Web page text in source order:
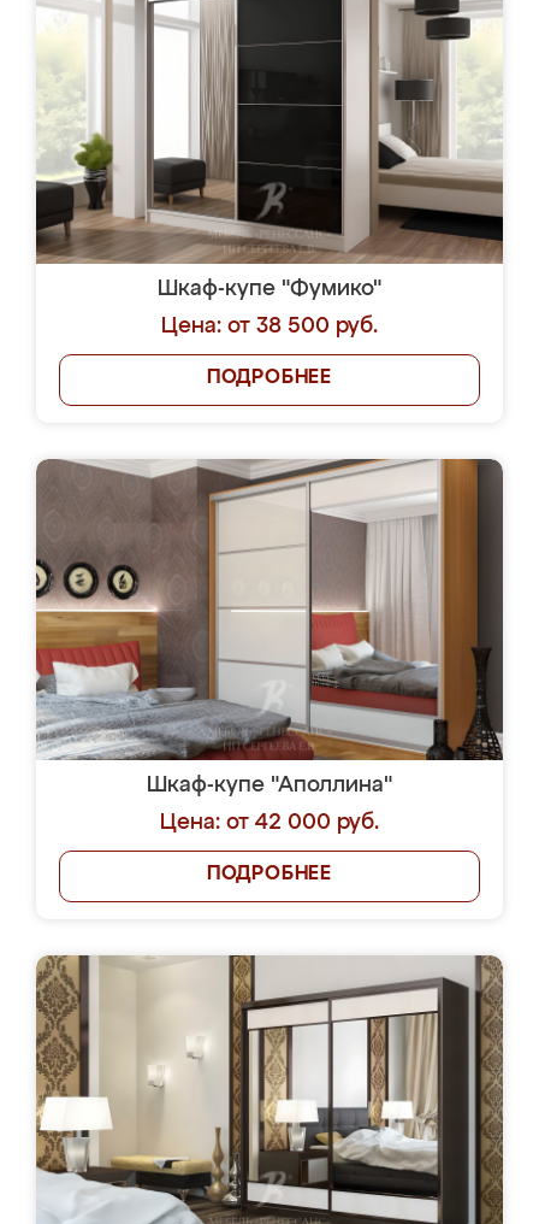
Шкаф-купе "Фумико"
Цена: от 38 500 руб.
ПОДРОБНЕЕ
Шкаф-купе "Аполлина"
Цена: от 42 000 руб.
ПОДРОБНЕЕ